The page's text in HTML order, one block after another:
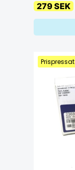
279 SEK
Prispressat